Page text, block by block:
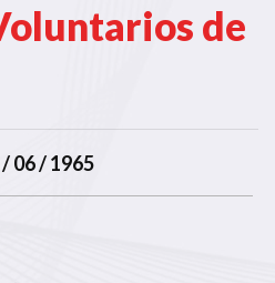
de
06 / 1965